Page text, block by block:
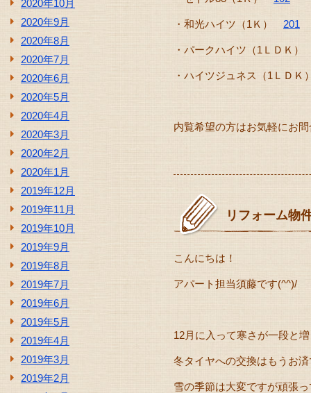
2020年10月
2020年9月
2020年8月
2020年7月
2020年6月
2020年5月
2020年4月
2020年3月
2020年2月
2020年1月
2019年12月
2019年11月
2019年10月
2019年9月
2019年8月
2019年7月
2019年6月
2019年5月
2019年4月
2019年3月
2019年2月
・和光ハイツ（1Ｋ） 201
・パークハイツ（1ＬＤＫ
・ハイツジュネス（1ＬＤ
内覧希望の方はお気軽にお
リフォーム物
こんにちは！
アパート担当須藤です(^^)/
12月に入って寒さが一段と
冬タイヤへの交換はもうお
雪の季節は大変ですが頑張